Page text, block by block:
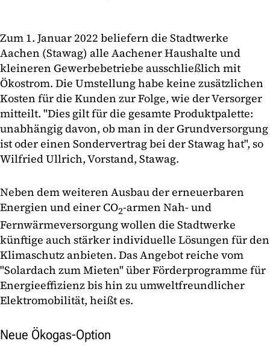
Zum 1. Januar 2022 beliefern die Stadtwerke
Aachen (Stawag) alle Aachener Haushalte und
kleineren Gewerbebetriebe ausschließlich mit
Ökostrom. Die Umstellung habe keine zusätzlichen
Kosten für die Kunden zur Folge, wie der Versorger
mitteilt. "Dies gilt für die gesamte Produktpalette:
unabhängig davon, ob man in der Grundversorgung
ist oder einen Sondervertrag bei der Stawag hat", so
Wilfried Ullrich, Vorstand, Stawag.
Neben dem weiteren Ausbau der erneuerbaren
Energien und einer CO2-armen Nah- und
Fernwärmeversorgung wollen die Stadtwerke
künftige auch stärker individuelle Lösungen für den
Klimaschutz anbieten. Das Angebot reiche vom
"Solardach zum Mieten" über Förderprogramme für
Energieeffizienz bis hin zu umweltfreundlicher
Elektromobilität, heißt es.
Neue Ökogas-Option